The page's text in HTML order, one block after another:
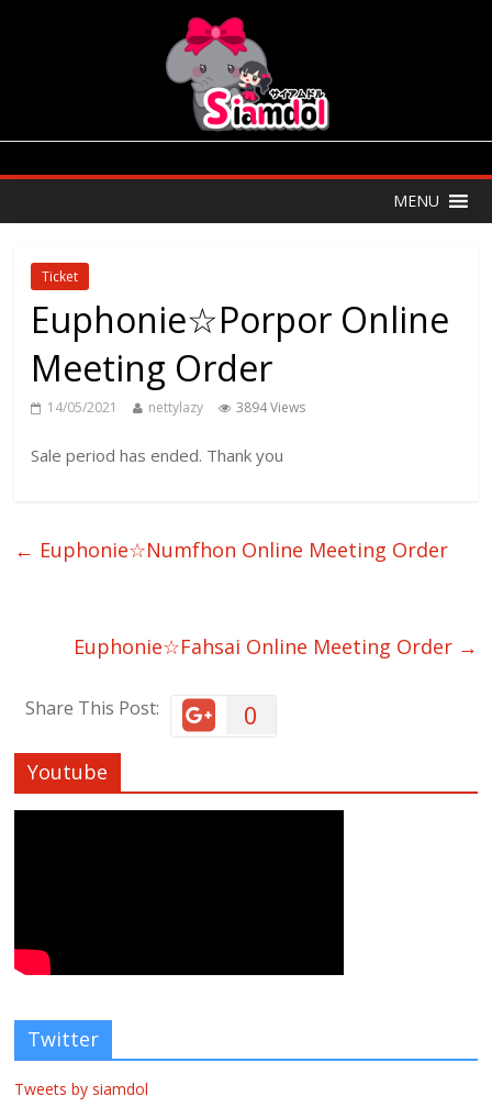
MENU
Ticket
Euphonie☆Porpor Online
Meeting Order
14/05/2021 nettylazy 3894 Views
Sale period has ended. Thank you
← Euphonie☆Numfhon Online Meeting Order
Euphonie☆Fahsai Online Meeting Order →
Share This Post: 0
Youtube
Twitter
Tweets by siamdol